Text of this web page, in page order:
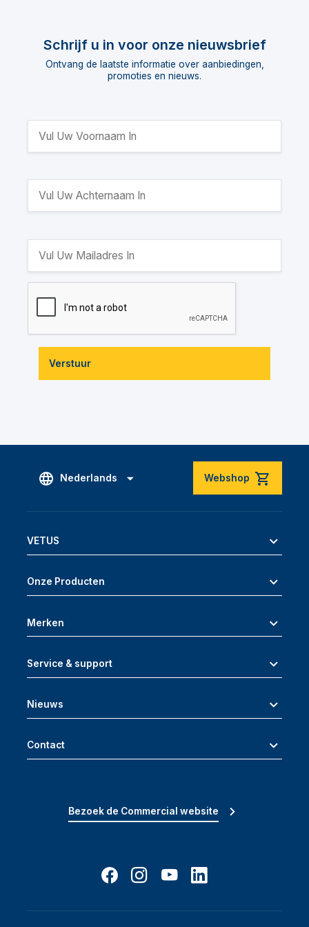
Schrijf u in voor onze nieuwsbrief
Ontvang de laatste informatie over aanbiedingen,
promoties en nieuws.
Verstuur
Nederlands Webshop
VETUS
Onze Producten
Merken
Service & support
Nieuws
Contact
Bezoek de Commercial website